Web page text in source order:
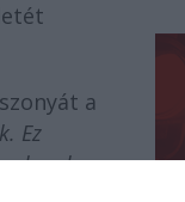
a
Ez
hogy